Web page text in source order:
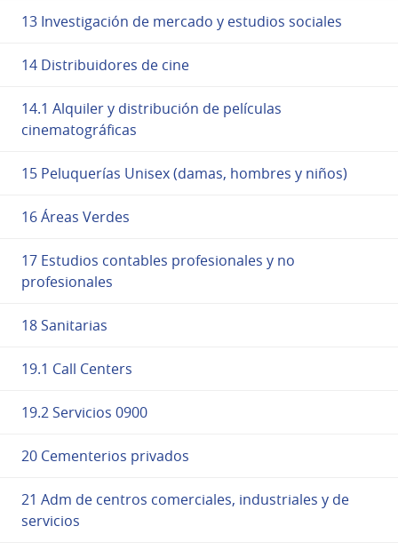
13 Investigación de mercado y estudios sociales
14 Distribuidores de cine
14.1 Alquiler y distribución de películas
cinematográficas
15 Peluquerías Unisex (damas, hombres y niños)
16 Áreas Verdes
17 Estudios contables profesionales y no
profesionales
18 Sanitarias
19.1 Call Centers
19.2 Servicios 0900
20 Cementerios privados
21 Adm de centros comerciales, industriales y de
servicios